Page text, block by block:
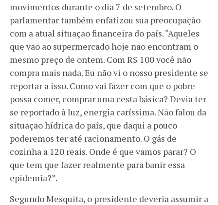
movimentos durante o dia 7 de setembro. O
parlamentar também enfatizou sua preocupação
com a atual situação financeira do país. “Aqueles
que vão ao supermercado hoje não encontram o
mesmo preço de ontem. Com R$ 100 você não
compra mais nada. Eu não vi o nosso presidente se
reportar a isso. Como vai fazer com que o pobre
possa comer, comprar uma cesta básica? Devia ter
se reportado à luz, energia caríssima. Não falou da
situação hídrica do país, que daqui a pouco
poderemos ter até racionamento. O gás de
cozinha a 120 reais. Onde é que vamos parar? O
que tem que fazer realmente para banir essa
epidemia?”.
Segundo Mesquita, o presidente deveria assumir a